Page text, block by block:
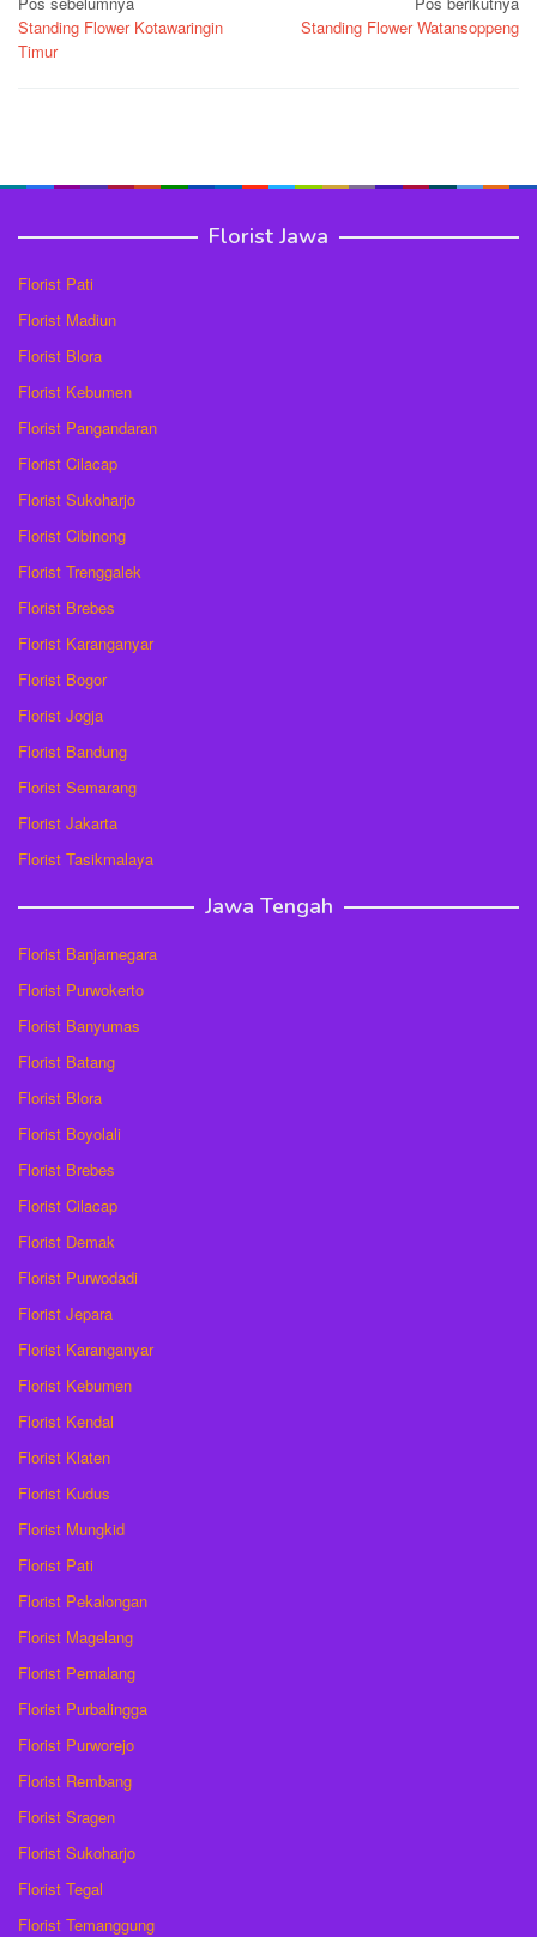
pos
Standing Flower Kotawaringin
Timur
Standing Flower Watansoppeng
Florist Jawa
Florist Pati
Florist Madiun
Florist Blora
Florist Kebumen
Florist Pangandaran
Florist Cilacap
Florist Sukoharjo
Florist Cibinong
Florist Trenggalek
Florist Brebes
Florist Karanganyar
Florist Bogor
Florist Jogja
Florist Bandung
Florist Semarang
Florist Jakarta
Florist Tasikmalaya
Jawa Tengah
Florist Banjarnegara
Florist Purwokerto
Florist Banyumas
Florist Batang
Florist Blora
Florist Boyolali
Florist Brebes
Florist Cilacap
Florist Demak
Florist Purwodadi
Florist Jepara
Florist Karanganyar
Florist Kebumen
Florist Kendal
Florist Klaten
Florist Kudus
Florist Mungkid
Florist Pati
Florist Pekalongan
Florist Magelang
Florist Pemalang
Florist Purbalingga
Florist Purworejo
Florist Rembang
Florist Sragen
Florist Sukoharjo
Florist Tegal
Florist Temanggung